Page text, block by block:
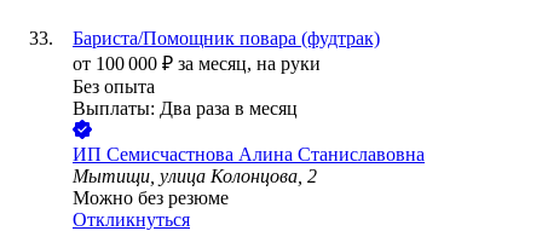
Бариста/Помощник повара (фудтрак)
от 100 000 ₽ за месяц, на руки
Без опыта
Выплаты: Два раза в месяц
ИП Семисчастнова Алина Станиславовна
Мытищи, улица Колонцова, 2
Можно без резюме
Откликнуться